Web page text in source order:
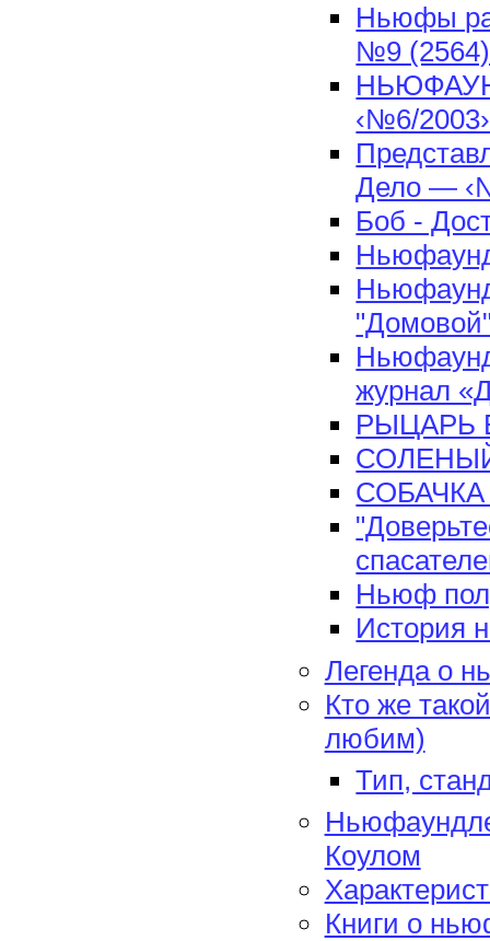
Ньюфы
№9
‹№6/2003›
Дело —
Боб -
журнал
РЫЦАРЬ
Ньюф
История
Легенда о
Кто же
любим)
Тип,
Коулом
Книги о